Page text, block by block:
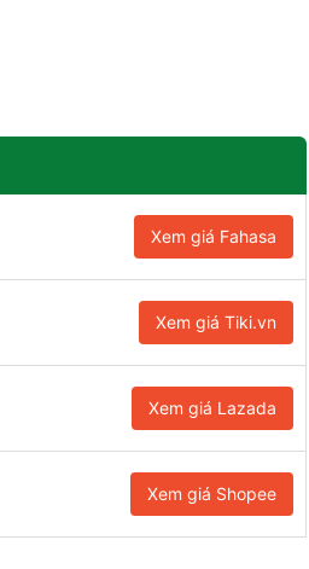
Xem giá Fahasa
Xem giá Tiki.vn
Xem giá Lazada
Xem giá Shopee